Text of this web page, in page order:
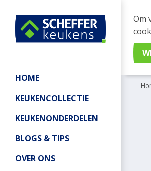
HOME
KEUKENCOLLECTIE
KEUKENONDERDELEN
BLOGS & TIPS
OVER ONS
Om